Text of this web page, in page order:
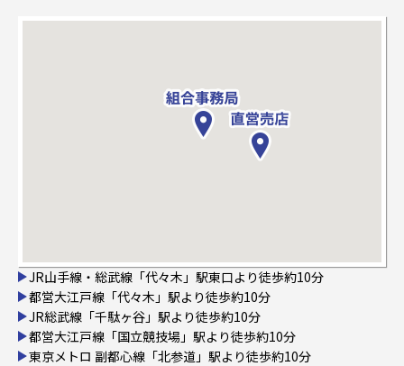
JR山手線・総武線「代々木」駅東口より徒歩約10分
都営大江戸線「代々木」駅より徒歩約10分
JR総武線「千駄ヶ谷」駅より徒歩約10分
都営大江戸線「国立競技場」駅より徒歩約10分
東京メトロ 副都心線「北参道」駅より徒歩約10分